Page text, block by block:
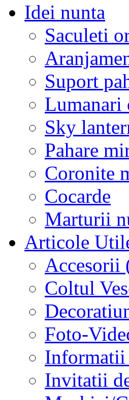
Idei nunta
Saculeti
Suport
Lumanari
Sky
Pahare
Coronite
Cocarde
Marturii
Articole
Accesorii
Coltul
Foto-
Invitatii